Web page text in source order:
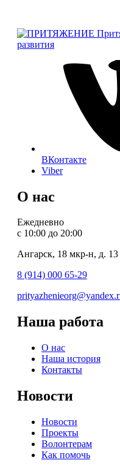
развития
ВКонтакте
Viber
О нас
Ежедневно
с 10:00 до 20:00
Ангарск, 18 мкр-н, д. 13
8 (914) 000 65-29
Наша работа
О нас
Наша история
Контакты
Новости
Новости
Проекты
Волонтерам
Как помочь